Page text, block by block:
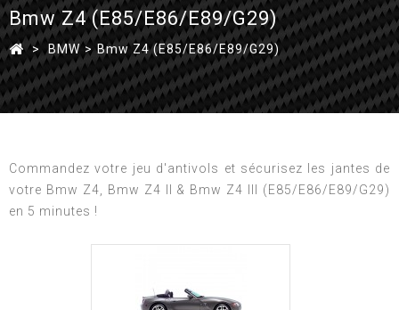
Bmw Z4 (E85/E86/E89/G29)
> BMW > Bmw Z4 (E85/E86/E89/G29)
Commandez votre jeu d'antivols et sécurisez les jantes de
votre Bmw Z4, Bmw Z4 II & Bmw Z4 III (E85/E86/E89/G29)
en 5 minutes !